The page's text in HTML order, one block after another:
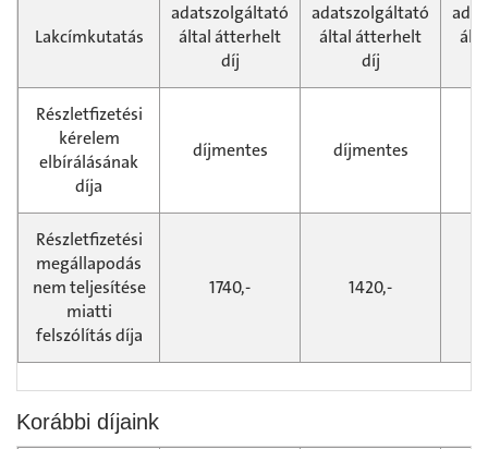
Lakcímkutatás
adatszolgáltató
által átterhelt
díj
adatszolgáltató
által átterhelt
díj
Részletfizetési
kérelem
elbírálásának
díja
díjmentes díjmentes
Részletfizetési
megállapodás
nem teljesítése
miatti
felszólítás díja
1740,- 1420,-
Korábbi díjaink